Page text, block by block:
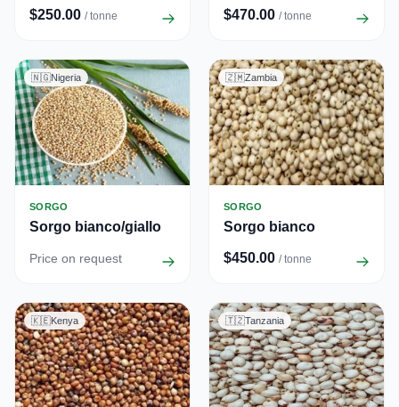
$250.00 / tonne $470.00 / tonne
🇳🇬Nigeria
SORGO
Sorgo bianco/giallo
Price on request
🇿🇲Zambia
SORGO
Sorgo bianco
$450.00 / tonne
🇰🇪Kenya 🇹🇿Tanzania